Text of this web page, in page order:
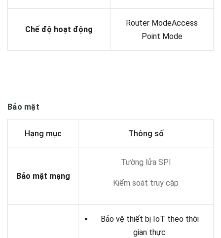
Chế độ hoạt động
Router ModeAccess
Point Mode
Bảo mật
Hạng mục Thông số
Bảo mật mạng
Tường lửa SPI
Kiểm soát truy cập
Bảo vệ thiết bị IoT theo thời
gian thực